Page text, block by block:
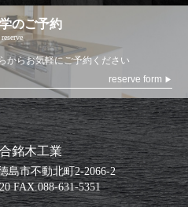
のご予約
reserve
からお気軽にご予約ください
reserve form
▶
銘木工業
島市不動北町2-2066-2
FAX.088-631-5351